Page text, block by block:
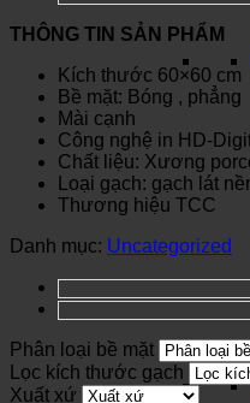
THÔNG TIN SẢN PHẨM
Kích thước 60×60 cm
Bề mặt: Bóng , phẳng
Mài cạnh
Công nghệ in HD-
Chất liệu: Xương
Loại gạch: gạch lát
Thương hiệu TCC
Danh mục: Uncategorized
Phân loại bề mặt
Lọc kích thước gạch
Xuất xứ